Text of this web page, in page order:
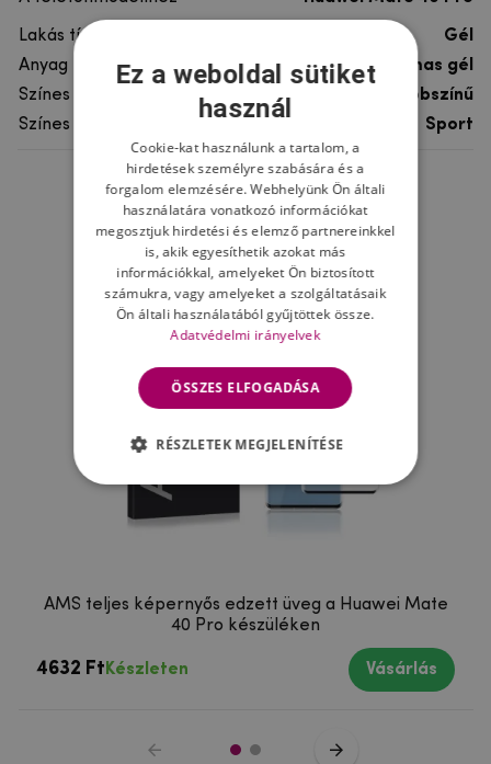
Lakás típusa
Gél
Anyag
rugalmas gél
Színes
többszínű
Színes motívum
Sport
Ne felejtsd el
AMS teljes képernyős edzett üveg a Huawei Mate
40 Pro készüléken
4632 Ft Készleten Vásárlás
Ez a weboldal sütiket
használ
Cookie-kat használunk a tartalom, a
hirdetések személyre szabására és a
forgalom elemzésére. Webhelyünk Ön általi
használatára vonatkozó információkat
megosztjuk hirdetési és elemző partnereinkkel
is, akik egyesíthetik azokat más
információkkal, amelyeket Ön biztosított
számukra, vagy amelyeket a szolgáltatásaik
Ön általi használatából gyűjtöttek össze.
Adatvédelmi irányelvek
ÖSSZES ELFOGADÁSA
RÉSZLETEK MEGJELENÍTÉSE